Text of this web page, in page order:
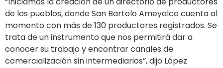
de los pueblos, donde San Bartolo Ameyalco cuenta al
momento con más de 130 productores registrados. Se
trata de un instrumento que nos permitirá dar a
conocer su trabajo y encontrar canales de
comercialización sin intermediarios”, dijo López